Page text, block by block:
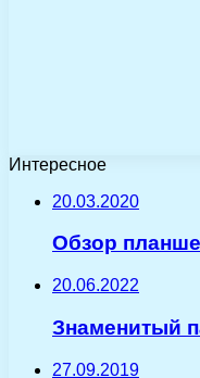
Интересное
20.03.2020
Обзор
20.06.2022
Знаменитый
27.09.2019